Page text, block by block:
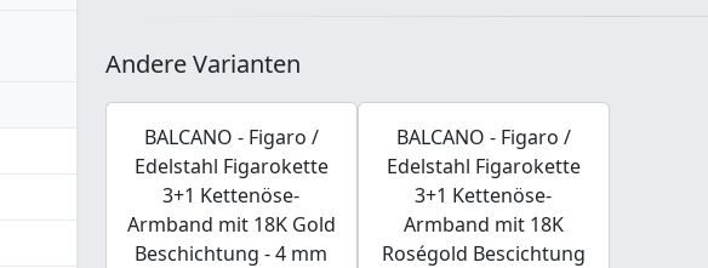
Andere Varianten
BALCANO - Figaro /
Edelstahl Figarokette
3+1 Kettenöse-
Armband mit 18K Gold
Beschichtung - 4 mm
BALCANO - Figaro /
Edelstahl Figarokette
3+1 Kettenöse-
Armband mit 18K
Roségold Bescichtung